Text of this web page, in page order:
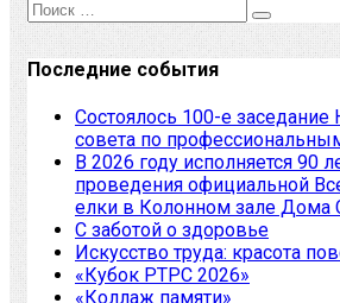
Последние события
Состоялось 100-е заседание
совета по
В 2026 году исполняется 90
проведения официальной
елки в Колонном зале Дома
С заботой о здоровье
Искусство труда: красота
«Кубок РТРС 2026»
«Коллаж памяти»